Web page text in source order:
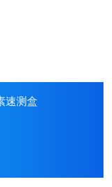
速测盒